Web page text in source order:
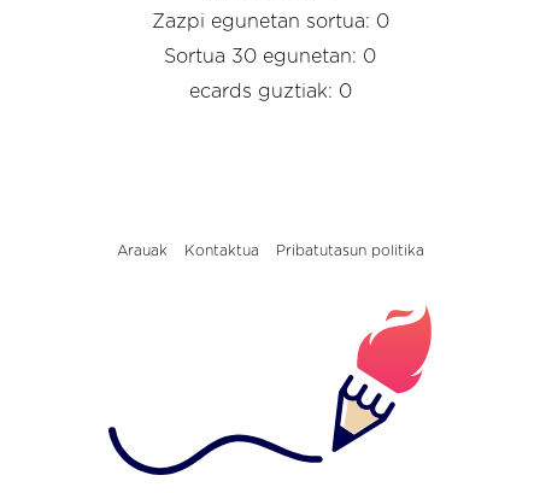
Zazpi egunetan sortua: 0
Sortua 30 egunetan: 0
ecards guztiak: 0
Arauak Kontaktua Pribatutasun politika